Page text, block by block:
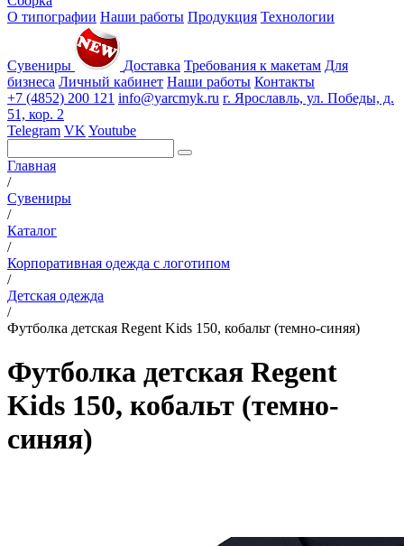
О типографии Наши работы Продукция Технологии
Сувениры Доставка Требования к макетам Для
бизнеса Личный кабинет Наши работы Контакты
+7 (4852) 200 121 info@yarcmyk.ru г. Ярославль, ул. Победы, д.
51, кор. 2
Telegram VK Youtube
Главная
/
Сувениры
/
Каталог
/
Корпоративная одежда с логотипом
/
Детская одежда
/
Футболка детская Regent Kids 150, кобальт (темно-синяя)
Футболка детская Regent
Kids 150, кобальт (темно-
синяя)